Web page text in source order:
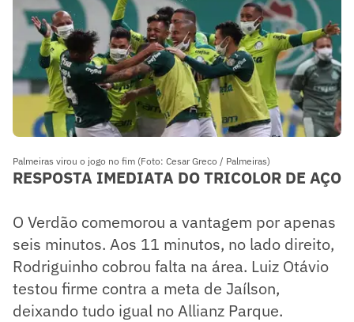
Palmeiras virou o jogo no fim (Foto: Cesar Greco / Palmeiras)
RESPOSTA IMEDIATA DO TRICOLOR DE AÇO
O Verdão comemorou a vantagem por apenas
seis minutos. Aos 11 minutos, no lado direito,
Rodriguinho cobrou falta na área. Luiz Otávio
testou firme contra a meta de Jaílson,
deixando tudo igual no Allianz Parque.